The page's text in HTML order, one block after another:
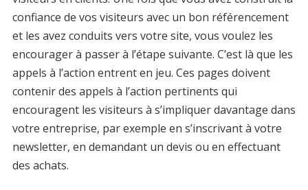
confiance de vos visiteurs avec un bon référencement
et les avez conduits vers votre site, vous voulez les
encourager à passer à l’étape suivante. C’est là que les
appels à l’action entrent en jeu. Ces pages doivent
contenir des appels à l’action pertinents qui
encouragent les visiteurs à s’impliquer davantage dans
votre entreprise, par exemple en s’inscrivant à votre
newsletter, en demandant un devis ou en effectuant
des achats.